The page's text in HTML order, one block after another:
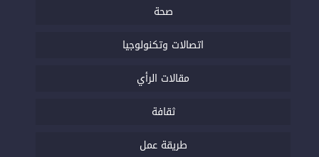
صحة
اتصالات وتكنولوجيا
مقالات الرأي
ثقافة
طريقة عمل